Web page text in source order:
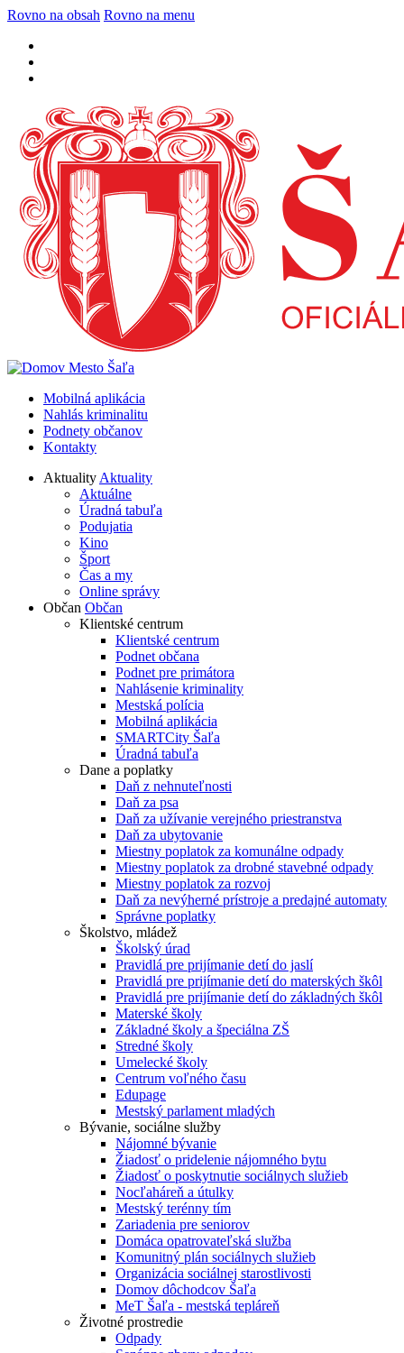
Rovno na obsah Rovno na menu
Mobilná aplikácia
Nahlás kriminalitu
Podnety občanov
Kontakty
AktualityAktuality
Aktuálne
Úradná tabuľa
Podujatia
Kino
Šport
Čas a my
Online správy
Občan Občan
Klientské centrum
Klientské centrum
Podnet občana
Podnet pre primátora
Nahlásenie kriminality
Mestská polícia
Mobilná aplikácia
SMARTCity Šaľa
Úradná tabuľa
Dane a poplatky
Daň z nehnuteľnosti
Daň za psa
Daň za užívanie verejného priestranstva
Daň za ubytovanie
Miestny poplatok za komunálne odpady
Miestny poplatok za drobné stavebné odpady
Miestny poplatok za rozvoj
Daň za nevýherné prístroje a predajné automaty
Správne poplatky
Školstvo, mládež
Školský úrad
Pravidlá pre prijímanie detí do jaslí
Pravidlá pre prijímanie detí do materských škôl
Pravidlá pre prijímanie detí do základných škôl
Materské školy
Základné školy a špeciálna ZŠ
Stredné školy
Umelecké školy
Centrum voľného času
Edupage
Mestský parlament mladých
Bývanie, sociálne služby
Nájomné bývanie
Žiadosť o pridelenie nájomného bytu
Žiadosť o poskytnutie sociálnych služieb
Nocľaháreň a útulky
Mestský terénny tím
Zariadenia pre seniorov
Domáca opatrovateľská služba
Komunitný plán sociálnych služieb
Organizácia sociálnej starostlivosti
Domov dôchodcov Šaľa
MeT Šaľa - mestská tepláreň
Životné prostredie
Odpady